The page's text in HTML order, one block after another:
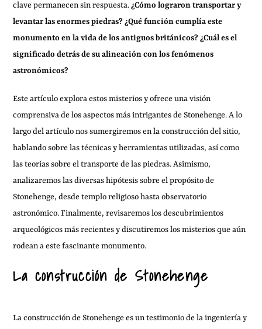
clave permanecen sin respuesta.¿Cómo lograron transportar y
levantar las enormes piedras? ¿Qué función cumplía este
monumento en la vida de los antiguos británicos? ¿Cuál es el
significado detrás de su alineación con los fenómenos
astronómicos?
Este artículo explora estos misterios y ofrece una visión
comprensiva de los aspectos más intrigantes de Stonehenge. A lo
largo del artículo nos sumergiremos en la construcción del sitio,
hablando sobre las técnicas y herramientas utilizadas, así como
las teorías sobre el transporte de las piedras. Asimismo,
analizaremos las diversas hipótesis sobre el propósito de
Stonehenge, desde templo religioso hasta observatorio
astronómico. Finalmente, revisaremos los descubrimientos
arqueológicos más recientes y discutiremos los misterios que aún
rodean a este fascinante monumento.
La construcción de Stonehenge
La construcción de Stonehenge es un testimonio de la ingeniería y